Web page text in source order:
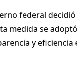
federal
medida se
y eficiencia